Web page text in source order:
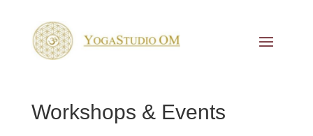
Workshops & Events